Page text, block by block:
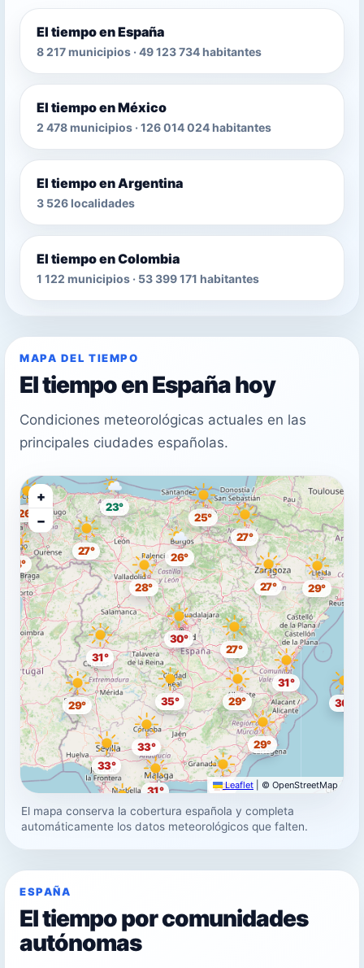
El tiempo en España
8 217 municipios · 49 123 734 habitantes
El tiempo en México
2 478 municipios · 126 014 024 habitantes
El tiempo en Argentina
3 526 localidades
El tiempo en Colombia
1 122 municipios · 53 399 171 habitantes
MAPA DEL TIEMPO
El tiempo en España hoy
Condiciones meteorológicas actuales en las
principales ciudades españolas.
30°
31°
27°
33°
31°
29°
25°
33°
28°
24°
23°
26°
27°
29°
26°
29°
29°
29°
30°
35°
27°
30°
27°
31°
+
−
Leaflet © OpenStreetMap
El mapa conserva la cobertura española y completa
automáticamente los datos meteorológicos que falten.
ESPAÑA
El tiempo por comunidades
autónomas